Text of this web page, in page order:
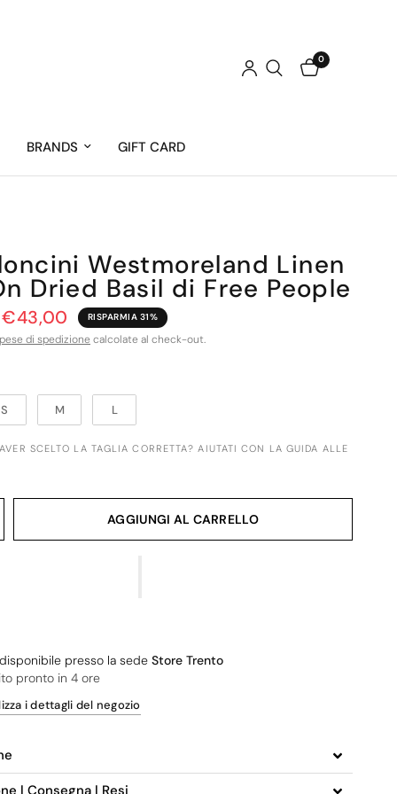
0
BRANDS GIFT CARD
Westmoreland Linen
Dried Basil di Free People
€43,00 RISPARMIA 31%
di spedizione calcolate al check-out.
S M L
SCELTO LA TAGLIA CORRETTA? AIUTATI CON LA GUIDA ALLE
AGGIUNGI AL CARRELLO
presso la sedeStore Trento
pronto in 4 ore
i dettagli del negozio
| Consegna | Resi